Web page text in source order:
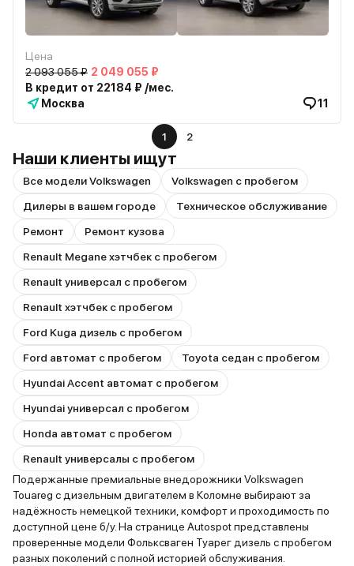
Цена
2 093 055 ₽ 2 049 055 ₽
В кредит от 22184 ₽ /мес.
Москва
11
1 2
Наши клиенты ищут
Все модели Volkswagen
Volkswagen с пробегом
Дилеры в вашем городе
Техническое обслуживание
Ремонт
Ремонт кузова
Renault Megane хэтчбек с пробегом
Renault универсал с пробегом
Renault хэтчбек с пробегом
Ford Kuga дизель с пробегом
Ford автомат с пробегом
Toyota седан с пробегом
Hyundai Accent автомат с пробегом
Hyundai универсал с пробегом
Honda автомат с пробегом
Renault универсалы с пробегом
Подержанные премиальные внедорожники Volkswagen
Touareg с дизельным двигателем в Коломне выбирают за
надёжность немецкой техники, комфорт и проходимость по
доступной цене б/у. На странице Autospot представлены
проверенные модели Фольксваген Туарег дизель с пробегом
разных поколений с полной историей обслуживания.